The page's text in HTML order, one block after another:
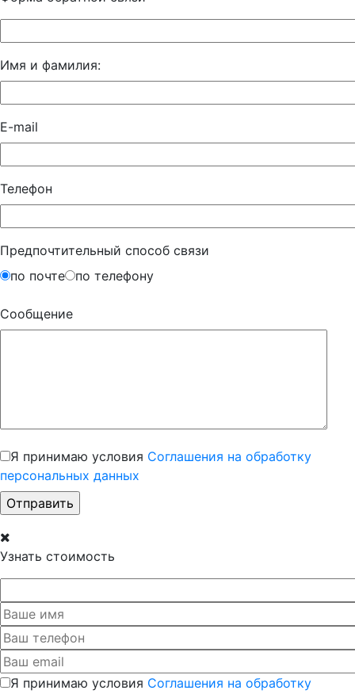
Имя и фамилия:
E-mail
Телефон
Предпочтительный способ связи
по почте
по телефону
Сообщение
Я принимаю условия Соглашения на обработку
персональных данных
Узнать стоимость
Я принимаю условия Соглашения на обработку